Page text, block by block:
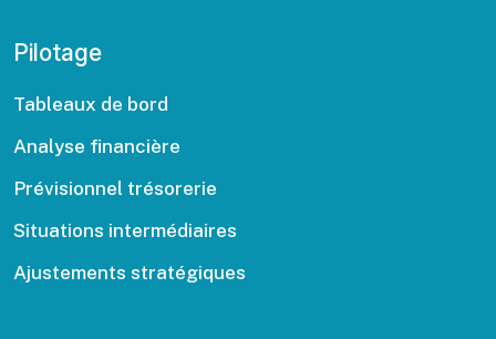
Pilotage
Tableaux de bord
Analyse financière
Prévisionnel trésorerie
Situations intermédiaires
Ajustements stratégiques